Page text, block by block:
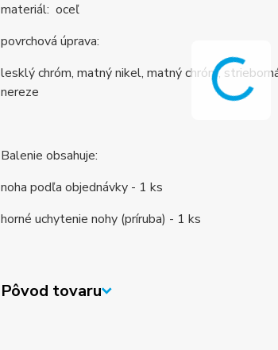
materiál: oceľ
povrchová úprava:
lesklý chróm, matný nikel, matný chróm,
nereze
Balenie obsahuje:
noha podľa objednávky - 1 ks
horné uchytenie nohy (príruba) - 1 ks
Pôvod tovaru